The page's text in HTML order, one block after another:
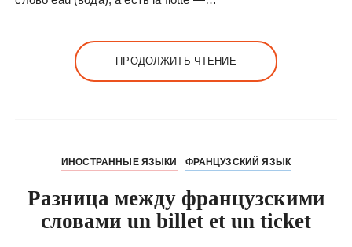
ПРОДОЛЖИТЬ ЧТЕНИЕ
ИНОСТРАННЫЕ ЯЗЫКИ ФРАНЦУЗСКИЙ ЯЗЫК
Разница между французскими
словами un billet et un ticket